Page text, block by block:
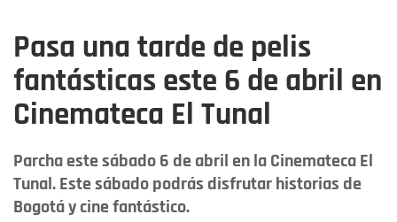
Pasa una tarde de pelis
fantásticas este 6 de abril en
Cinemateca El Tunal
Parcha este sábado 6 de abril en la Cinemateca El
Tunal. Este sábado podrás disfrutar historias de
Bogotá y cine fantástico.